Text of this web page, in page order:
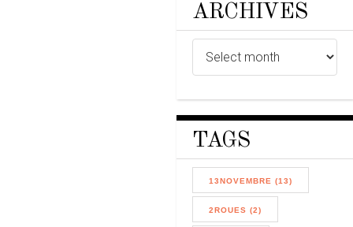
ARCHIVES
TAGS
13NOVEMBRE (13)
2ROUES (2)